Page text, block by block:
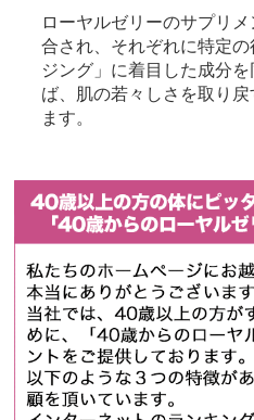
ローヤルゼリーのサプリ
合され、それぞれに特定
ジング」に着目した成分
ば、肌の若々しさを取り
ます。